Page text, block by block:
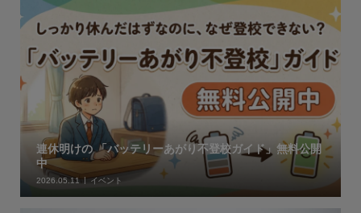
連休明けの 「バッテリーあがり不登校ガイド」無料公開
中
2026.05.11 イベント